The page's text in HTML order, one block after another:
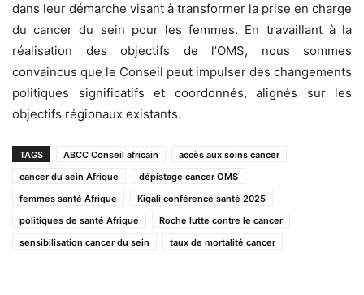
dans leur démarche visant à transformer la prise en charge
du cancer du sein pour les femmes. En travaillant à la
réalisation des objectifs de l’OMS, nous sommes
convaincus que le Conseil peut impulser des changements
politiques significatifs et coordonnés, alignés sur les
objectifs régionaux existants.
TAGS ABCC Conseil africain
accès aux soins cancer
cancer du sein Afrique
dépistage cancer OMS
femmes santé Afrique
Kigali conférence santé 2025
politiques de santé Afrique
Roche lutte contre le cancer
sensibilisation cancer du sein
taux de mortalité cancer